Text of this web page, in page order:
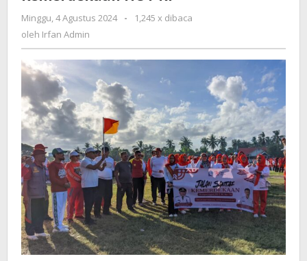
Semarak
HUT
RI
Minggu, 4 Agustus 2024
oleh
-
1,245 x dibaca
oleh Irfan Admin